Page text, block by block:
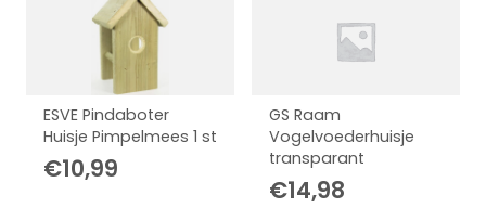
ESVE Pindaboter
Huisje Pimpelmees 1 st
€10,99
GS Raam
Vogelvoederhuisje
transparant
€14,98